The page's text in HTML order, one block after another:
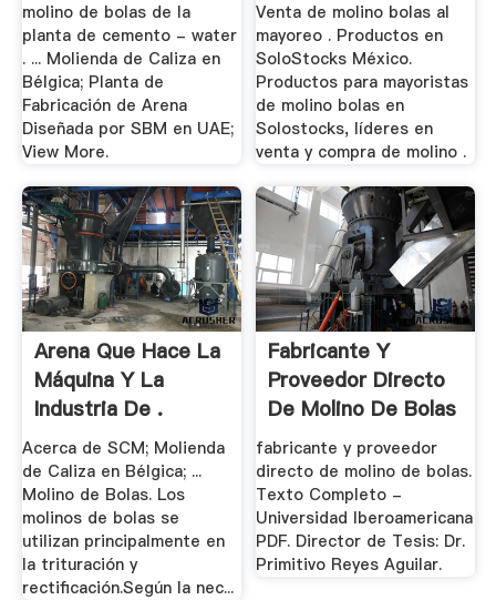
molino de bolas de la
planta de cemento - water
. ... Molienda de Caliza en
Bélgica; Planta de
Fabricación de Arena
Diseñada por SBM en UAE;
View More.
Venta de molino bolas al
mayoreo . Productos en
SoloStocks México.
Productos para mayoristas
de molino bolas en
Solostocks, líderes en
venta y compra de molino .
Arena Que Hace La
Máquina Y La
Industria De .
Acerca de SCM; Molienda
de Caliza en Bélgica; ...
Molino de Bolas. Los
molinos de bolas se
utilizan principalmente en
la trituración y
rectificación.Según la nec...
Fabricante Y
Proveedor Directo
De Molino De Bolas
fabricante y proveedor
directo de molino de bolas.
Texto Completo -
Universidad Iberoamericana
PDF. Director de Tesis: Dr.
Primitivo Reyes Aguilar.